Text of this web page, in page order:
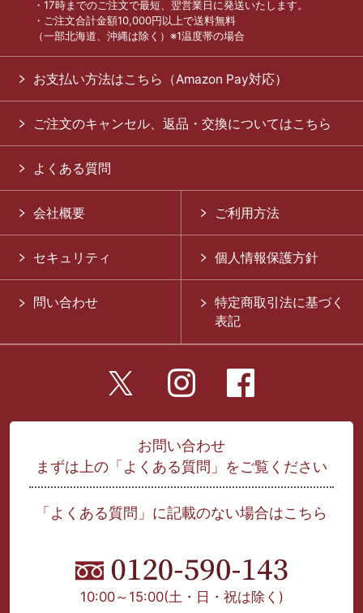
・17時までのご注文で最短、翌営業日に発送いたします。
・ご注文合計金額10,000円以上で送料無料
（一部北海道、沖縄は除く）※1温度帯の場合
お支払い方法はこちら（Amazon Pay対応）
ご注文のキャンセル、返品・交換についてはこちら
よくある質問
会社概要 ご利用方法
セキュリティ 個人情報保護方針
問い合わせ
特定商取引法に基づく
表記
お問い合わせ
まずは上の「よくある質問」をご覧ください
「よくある質問」に記載のない場合はこちら
10:00～15:00(土・日・祝は除く)